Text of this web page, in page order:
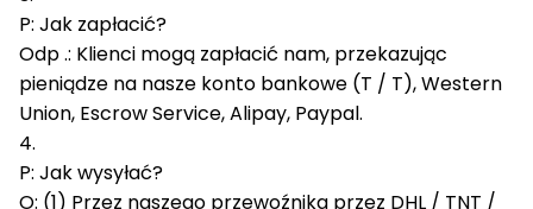
P: Jak zapłacić?
Odp .: Klienci mogą zapłacić nam, przekazując
pieniądze na nasze konto bankowe (T / T), Western
Union, Escrow Service, Alipay, Paypal.
4.
P: Jak wysyłać?
O: (1) Przez naszego przewoźnika przez DHL / TNT /